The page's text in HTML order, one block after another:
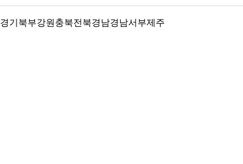
경기북부강원 충북전북경남경남서부제주